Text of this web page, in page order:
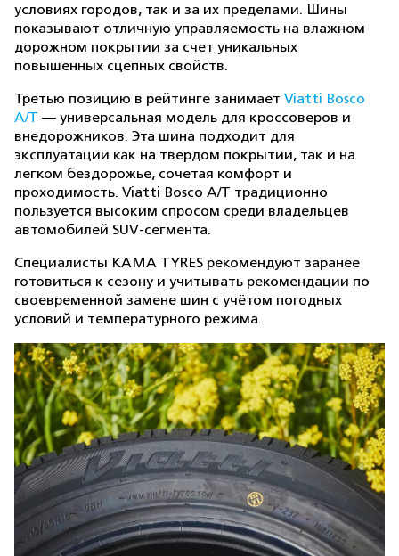
условиях городов, так и за их пределами. Шины
показывают отличную управляемость на влажном
дорожном покрытии за счет уникальных
повышенных сцепных свойств.
Третью позицию в рейтинге занимает Viatti Bosco
A/T — универсальная модель для кроссоверов и
внедорожников. Эта шина подходит для
эксплуатации как на твердом покрытии, так и на
легком бездорожье, сочетая комфорт и
проходимость. Viatti Bosco A/T традиционно
пользуется высоким спросом среди владельцев
автомобилей SUV-сегмента.
Специалисты KAMA TYRES рекомендуют заранее
готовиться к сезону и учитывать рекомендации по
своевременной замене шин с учётом погодных
условий и температурного режима.